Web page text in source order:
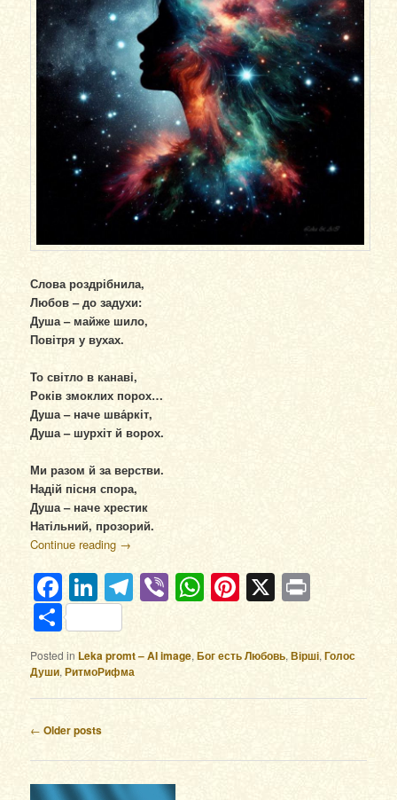
Слова роздрібнила,
Любов – до задухи:
Душа – майже шило,
Повітря у вухах.
То світло в канаві,
Років змоклих порох…
Душа – наче шва́ркіт,
Душа – шурхіт й ворох.
Ми разом й за верстви.
Надій пісня спора,
Душа – наче хрестик
Натільний, прозорий.
Continue reading →
Facebook
LinkedIn
Telegram
ViberWhatsApp
Pinterest
X
Отправить
Posted in Leka promt – AI image,Бог есть Любовь,Вірші,Голос
Души,РитмоРифма
Post navigation
← Older posts